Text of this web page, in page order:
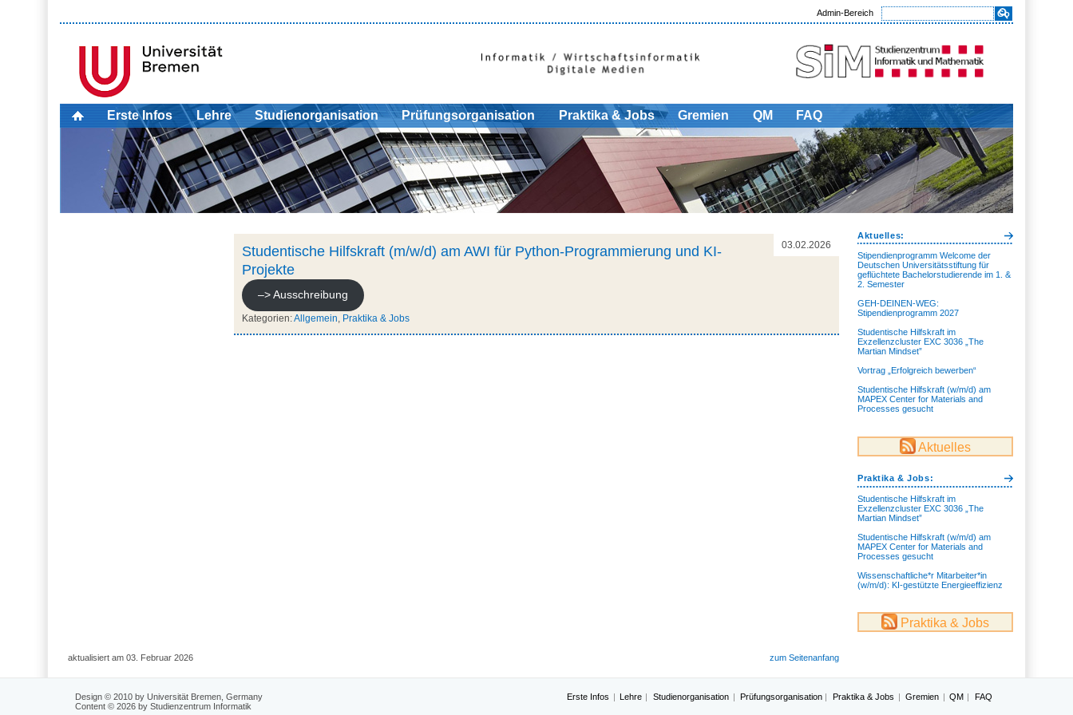
Admin-Bereich
Erste Infos Lehre Studienorganisation Prüfungsorganisation Praktika & Jobs Gremien QM FAQ
03.02.2026
Studentische Hilfskraft (m/w/d) am AWI für Python-Programmierung und KI-
Projekte
–> Ausschreibung
Kategorien:Allgemein, Praktika & Jobs
aktualisiert am 03. Februar 2026 zum Seitenanfang
Aktuelles:
Stipendienprogramm Welcome der
Deutschen Universitätsstiftung für
geflüchtete Bachelorstudierende im 1. &
2. Semester
GEH-DEINEN-WEG:
Stipendienprogramm 2027
Studentische Hilfskraft im
Exzellenzcluster EXC 3036 „The
Martian Mindset”
Vortrag „Erfolgreich bewerben“
Studentische Hilfskraft (w/m/d) am
MAPEX Center for Materials and
Processes gesucht
Aktuelles
Praktika & Jobs:
Studentische Hilfskraft im
Exzellenzcluster EXC 3036 „The
Martian Mindset”
Studentische Hilfskraft (w/m/d) am
MAPEX Center for Materials and
Processes gesucht
Wissenschaftliche*r Mitarbeiter*in
(w/m/d): KI-gestützte Energieeffizienz
Praktika & Jobs
Design © 2010 by Universität Bremen, Germany
Content © 2026 by Studienzentrum Informatik
Erste Infos Lehre Studienorganisation Prüfungsorganisation Praktika & Jobs Gremien QM FAQ